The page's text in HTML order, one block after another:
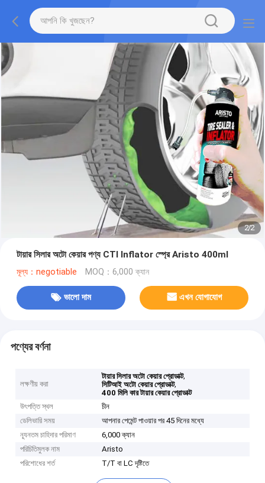
2/2
টায়ার সিলার অটো কেয়ার পণ্য CTI Inflator স্প্রে Aristo 400ml
মূল্য：negotiable MOQ：6,000 ক্যান
ভালো দাম এখন যোগাযোগ
পণ্যের বর্ণনা
লক্ষণীয় করা
টায়ার সিলার অটো কেয়ার প্রোডাক্ট,
সিটিআই অটো কেয়ার প্রোডাক্ট,
400 মিলি কার টায়ার কেয়ার প্রোডাক্ট
উৎপত্তি স্থল
চীন
ডেলিভারি সময়
আপনার পেমেন্ট পাওয়ার পর 45 দিনের মধ্যে
ন্যূনতম চাহিদার পরিমাণ
6,000 ক্যান
পরিচিতিমুলক নাম
Aristo
পরিশোধের শর্ত
T/T বা LC দৃষ্টিতে